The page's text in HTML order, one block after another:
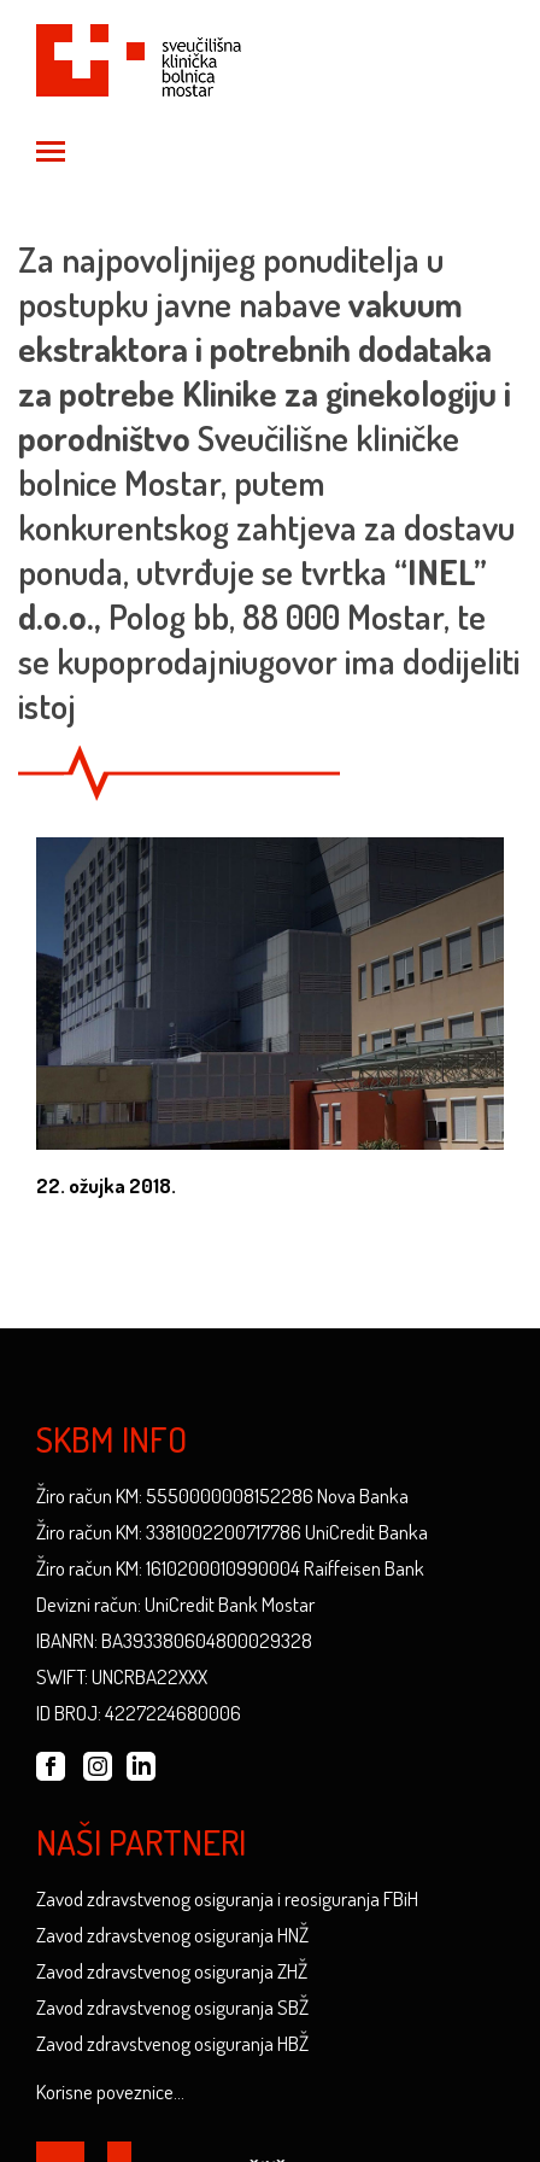
Za najpovoljnijeg ponuditelja u
postupku javne nabavevakuum
ekstraktora i potrebnih dodataka
za potrebe Klinike za ginekologiju i
porodništvoSveučilišne kliničke
bolnice Mostar, putem
konkurentskog zahtjeva za dostavu
ponuda, utvrđuje se tvrtka “INEL”
d.o.o., Polog bb, 88 000 Mostar, te
se kupoprodajniugovor ima dodijeliti
istoj
22. ožujka 2018.
SKBM INFO
Žiro račun KM: 5550000008152286 Nova Banka
Žiro račun KM: 3381002200717786 UniCredit Banka
Žiro račun KM: 1610200010990004 Raiffeisen Bank
Devizni račun: UniCredit Bank Mostar
IBANRN: BA393380604800029328
SWIFT: UNCRBA22XXX
ID BROJ: 4227224680006
NAŠI PARTNERI
Zavod zdravstvenog osiguranja i reosiguranja FBiH
Zavod zdravstvenog osiguranja HNŽ
Zavod zdravstvenog osiguranja ZHŽ
Zavod zdravstvenog osiguranja SBŽ
Zavod zdravstvenog osiguranja HBŽ
Korisne poveznice...